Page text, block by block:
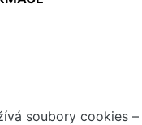
soubory cookies –